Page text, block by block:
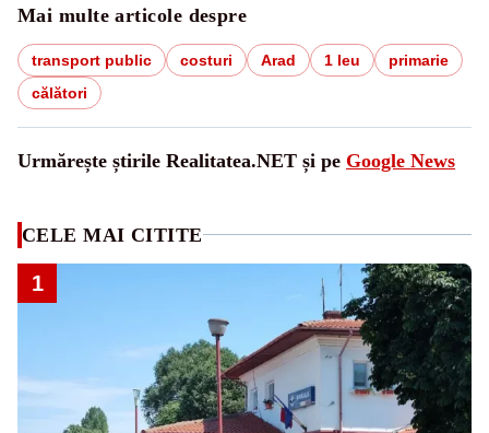
Mai multe articole despre
transport public costuri Arad 1 leu
primarie
călători
Urmărește știrile Realitatea.NET și pe Google News
CELE MAI CITITE
1